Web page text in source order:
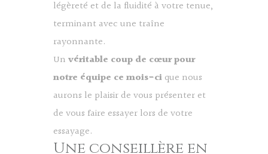
légèreté et de la fluidité à votre tenue,
terminant avec une traîne
rayonnante.
Un véritable coup de cœur pour
notre équipe ce mois-ci que nous
aurons le plaisir de vous présenter et
de vous faire essayer lors de votre
essayage.
Une conseillère en